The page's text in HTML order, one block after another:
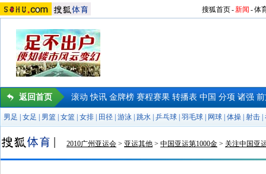
搜狐首页-新闻 -体
返回首页 滚动 快讯 金牌榜 赛程赛果 转播表 中国 分项 诸强
男足 女足 男篮 女篮 女排 田径 游泳 跳水 乒乓球 羽毛球 网球 体操 射击
2010广州亚运会 > 亚运其他 > 中国亚运第1000金 > 关注中国亚